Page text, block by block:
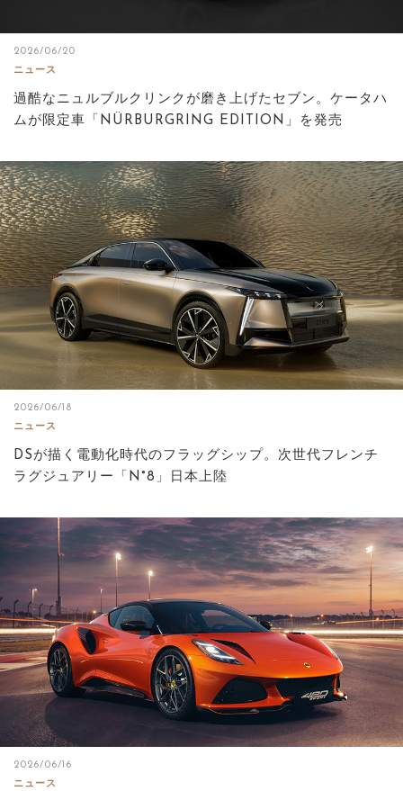
2026/06/20
ニュース
過酷なニュルブルクリンクが磨き上げたセブン。ケータハ
ムが限定車「NÜRBURGRING EDITION」を発売
2026/06/18
ニュース
DSが描く電動化時代のフラッグシップ。次世代フレンチ
ラグジュアリー「N°8」日本上陸
2026/06/16
ニュース